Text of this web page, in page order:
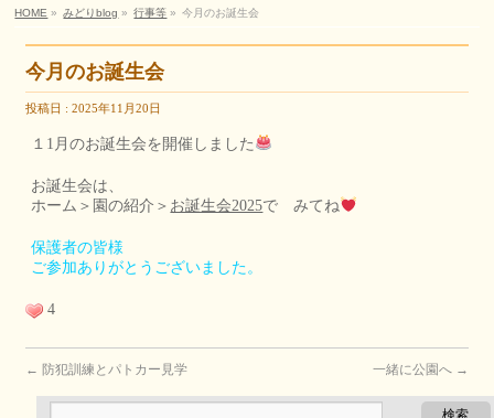
HOME » みどりblog » 行事等 » 今月のお誕生会
今月のお誕生会
投稿日 : 2025年11月20日
１1月のお誕生会を開催しました
お誕生会は、
ホーム＞園の紹介＞ お誕生会2025で みてね
保護者の皆様
ご参加ありがとうございました。
4
← 防犯訓練とパトカー見学 一緒に公園へ →